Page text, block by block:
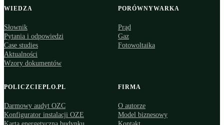
WIEDZA
Słownik
Pytania i odpowiedzi
Case studies
Aktualności
Wzory dokumentów
PORÓWNYWARKA
Prąd
Gaz
Fotowoltaika
POLICZCIEPLO.PL
Darmowy audyt OZC
Konfigurator instalacji OZE
FIRMA
O autorze
Model biznesowy